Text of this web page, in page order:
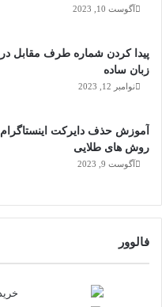
آگوست 10, 2023
پیدا کردن شماره طرف مقابل در
زبان ساده
نوامبر 12, 2023
آموزش حذف دایرکت
روش های طلایی
آگوست 9, 2023
فالوور